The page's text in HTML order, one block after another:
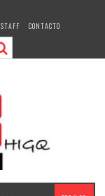
STAFF CONTACTO